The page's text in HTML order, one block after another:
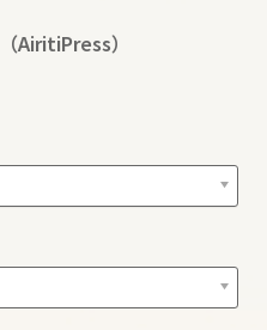
AiritiPress）